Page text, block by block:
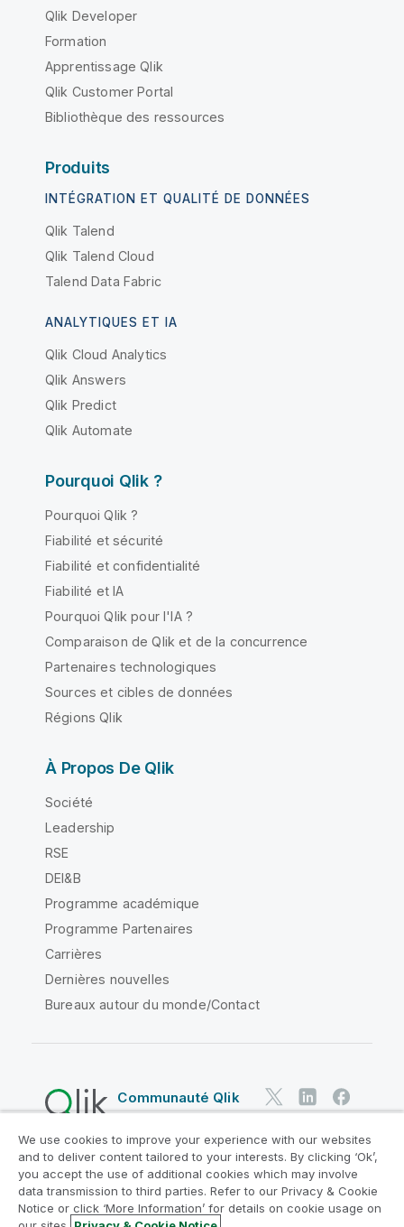
Qlik Developer
Formation
Apprentissage Qlik
Qlik Customer Portal
Bibliothèque des ressources
Produits
INTÉGRATION ET QUALITÉ DE DONNÉES
Qlik Talend
Qlik Talend Cloud
Talend Data Fabric
ANALYTIQUES ET IA
Qlik Cloud Analytics
Qlik Answers
Qlik Predict
Qlik Automate
Pourquoi Qlik ?
Pourquoi Qlik ?
Fiabilité et sécurité
Fiabilité et confidentialité
Fiabilité et IA
Pourquoi Qlik pour l'IA ?
Comparaison de Qlik et de la concurrence
Partenaires technologiques
Sources et cibles de données
Régions Qlik
À Propos De Qlik
Société
Leadership
RSE
DEI&B
Programme académique
Programme Partenaires
Carrières
Dernières nouvelles
Bureaux autour du monde/Contact
Communauté Qlik
Contrats juridiques
Conditions d'utilisation des produits
Legal Policies
Conditions légales
Conditions d'utilisation
Marques
We use cookies to improve your experience with our websites
and to deliver content tailored to your interests. By clicking ‘Ok’,
you accept the use of additional cookies which may involve
data transmission to third parties. Refer to our Privacy & Cookie
Notice or click ‘More Information’ for details on cookie usage on